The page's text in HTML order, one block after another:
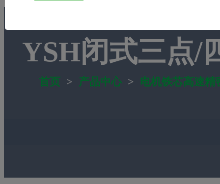
YSH闭式三点/
首页 > 产品中心> 电机铁芯高速精